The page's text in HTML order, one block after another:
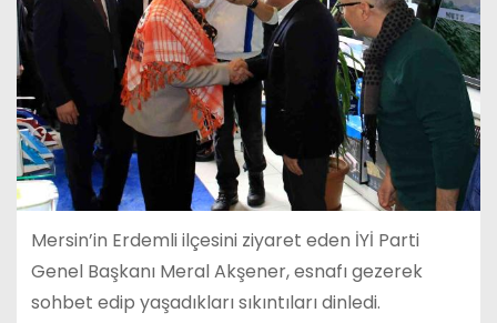
Mersin’in Erdemli ilçesini ziyaret eden İYİ Parti
Genel Başkanı Meral Akşener, esnafı gezerek
sohbet edip yaşadıkları sıkıntıları dinledi.